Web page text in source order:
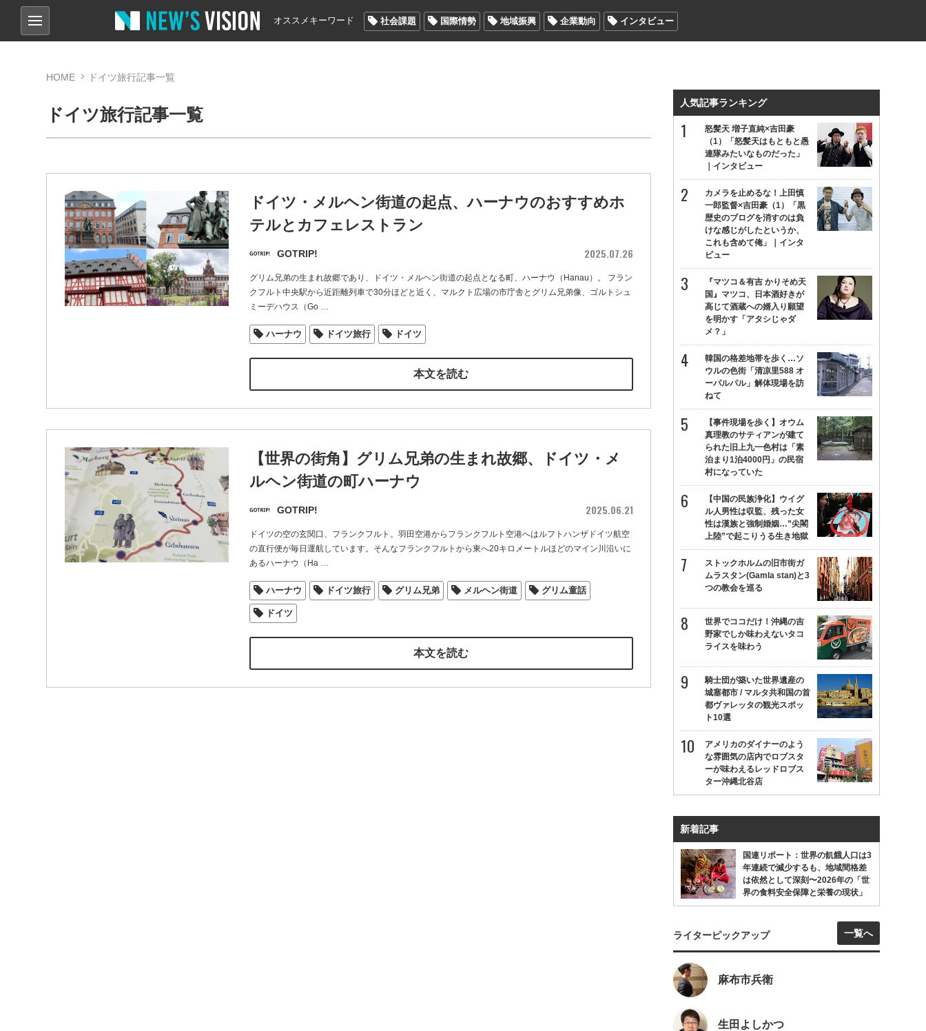
オススメキーワード 社会課題 国際情勢 地域振興 企業動向 インタビュー
HOME ドイツ旅行記事一覧
ドイツ旅行記事一覧
ドイツ・メルヘン街道の起点、ハーナウのおすすめホ
テルとカフェレストラン
GOTRIP! 2025.07.26
グリム兄弟の生まれ故郷であり、ドイツ・メルヘン街道の起点となる町、ハーナウ（Hanau）。 フラン
クフルト中央駅から近距離列車で30分ほどと近く、マルクト広場の市庁舎とグリム兄弟像、ゴルトシュ
ミーデハウス（Go…
ハーナウ ドイツ旅行 ドイツ
本文を読む
【世界の街角】グリム兄弟の生まれ故郷、ドイツ・メ
ルヘン街道の町ハーナウ
GOTRIP! 2025.06.21
ドイツの空の玄関口、フランクフルト。羽田空港からフランクフルト空港へはルフトハンザドイツ航空
の直行便が毎日運航しています。そんなフランクフルトから東へ20キロメートルほどのマイン川沿いに
あるハーナウ（Ha…
ハーナウ ドイツ旅行 グリム兄弟 メルヘン街道 グリム童話
ドイツ
本文を読む
人気記事ランキング
怒髪天 増子直純×吉田豪
（1）「怒髪天はもともと愚
連隊みたいなものだった」
｜インタビュー
カメラを止めるな！上田慎
一郎監督×吉田豪（1）「黒
歴史のブログを消すのは負
けな感じがしたというか、
これも含めて俺」｜インタ
ビュー
『マツコ＆有吉 かりそめ天
国』マツコ、日本酒好きが
高じて酒蔵への婿入り願望
を明かす「アタシじゃダ
メ？」
韓国の格差地帯を歩く…ソ
ウルの色街「清凉里588 オ
ーパルパル」解体現場を訪
ねて
【事件現場を歩く】オウム
真理教のサティアンが建て
られた旧上九一色村は「素
泊まり1泊4000円」の民宿
村になっていた
【中国の民族浄化】ウイグ
ル人男性は収監、残った女
性は漢族と強制婚姻…”尖閣
上陸”で起こりうる生き地獄
ストックホルムの旧市街ガ
ムラスタン(Gamla stan)と3
つの教会を巡る
世界でココだけ！沖縄の吉
野家でしか味わえないタコ
ライスを味わう
騎士団が築いた世界遺産の
城塞都市 / マルタ共和国の首
都ヴァレッタの観光スポッ
ト10選
アメリカのダイナーのよう
な雰囲気の店内でロブスタ
ーが味わえるレッドロブス
ター沖縄北谷店
新着記事
国連リポート：世界の飢餓人口は3
年連続で減少するも、地域間格差
は依然として深刻〜2026年の「世
界の食料安全保障と栄養の現状」
ライターピックアップ 一覧へ
麻布市兵衛
生田よしかつ